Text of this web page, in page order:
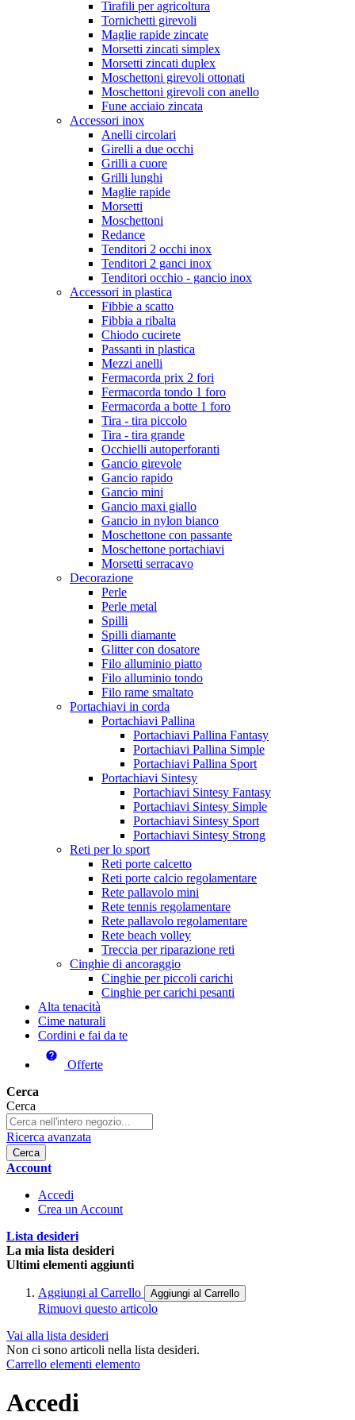
Tirafili per agricoltura
Tornichetti girevoli
Maglie rapide zincate
Morsetti zincati simplex
Morsetti zincati duplex
Moschettoni girevoli ottonati
Moschettoni girevoli con anello
Fune acciaio zincata
Accessori inox
Anelli circolari
Girelli a due occhi
Grilli a cuore
Grilli lunghi
Maglie rapide
Morsetti
Moschettoni
Redance
Tenditori 2 occhi inox
Tenditori 2 ganci inox
Tenditori occhio - gancio inox
Accessori in plastica
Fibbie a scatto
Fibbia a ribalta
Chiodo cucirete
Passanti in plastica
Mezzi anelli
Fermacorda prix 2 fori
Fermacorda tondo 1 foro
Fermacorda a botte 1 foro
Tira - tira piccolo
Tira - tira grande
Occhielli autoperforanti
Gancio girevole
Gancio rapido
Gancio mini
Gancio maxi giallo
Gancio in nylon bianco
Moschettone con passante
Moschettone portachiavi
Morsetti serracavo
Decorazione
Perle
Perle metal
Spilli
Spilli diamante
Glitter con dosatore
Filo alluminio piatto
Filo alluminio tondo
Filo rame smaltato
Portachiavi in corda
Portachiavi Pallina
Portachiavi Pallina Fantasy
Portachiavi Pallina Simple
Portachiavi Pallina Sport
Portachiavi Sintesy
Portachiavi Sintesy Fantasy
Portachiavi Sintesy Simple
Portachiavi Sintesy Sport
Portachiavi Sintesy Strong
Reti per lo sport
Reti porte calcetto
Reti porte calcio regolamentare
Rete pallavolo mini
Rete tennis regolamentare
Rete pallavolo regolamentare
Rete beach volley
Treccia per riparazione reti
Cinghie di ancoraggio
Cinghie per piccoli carichi
Cinghie per carichi pesanti
Alta tenacità
Cime naturali
Cordini e fai da te
Offerte
Cerca
Cerca
Ricerca avanzata
Cerca
Account
Accedi
Crea un Account
Lista desideri
La mia lista desideri
Ultimi elementi aggiunti
Aggiungi al Carrello Aggiungi al Carrello
Rimuovi questo articolo
Vai alla lista desideri
Non ci sono articoli nella lista desideri.
Carrello elementi elemento
Accedi